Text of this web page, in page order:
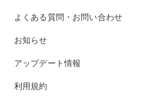
よくある質問・お問い合わせ
お知らせ
アップデート情報
利用規約